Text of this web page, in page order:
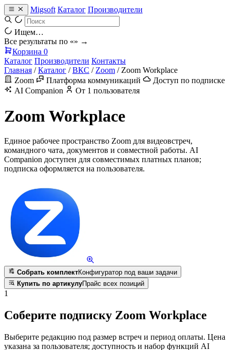
Migsoft Каталог Производители
Ищем…
Все результаты по «» →
Корзина 0
Каталог Производители Контакты
Главная / Каталог / ВКС / Zoom / Zoom Workplace
Zoom
Платформа коммуникаций
Доступ по подписке
AI Companion
От 1 пользователя
Zoom Workplace
Единое рабочее пространство Zoom для видеовстреч,
командного чата, документов и совместной работы. AI
Companion доступен для совместимых платных планов;
подписка оформляется на пользователя.
Собрать комплектКонфигуратор под ваши задачи
Купить по артикулуПрайс всех позиций
1
Соберите подписку Zoom Workplace
Выберите редакцию под размер встреч и период оплаты. Цена
указана за пользователя; доступность и набор функций AI